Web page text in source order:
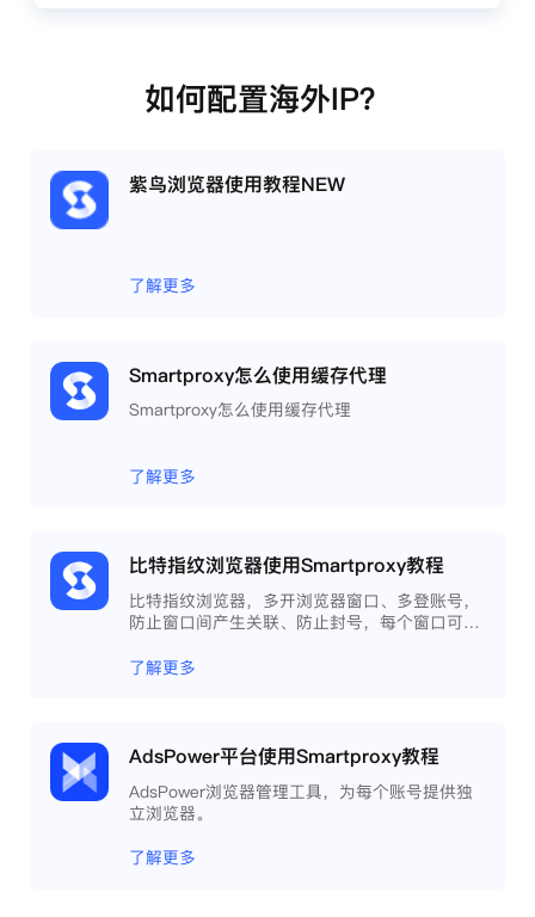
如何配置海外IP？
紫鸟浏览器使用教程NEW
了解更多
Smartproxy怎么使用缓存代理
Smartproxy怎么使用缓存代理
了解更多
比特指纹浏览器使用Smartproxy教程
比特指纹浏览器，多开浏览器窗口、多登账号，
防止窗口间产生关联、防止封号，每个窗口可以
相互间完全环境独立、隔离，避免关联封号。
了解更多
AdsPower平台使用Smartproxy教程
AdsPower浏览器管理工具，为每个账号提供独
立浏览器。
了解更多